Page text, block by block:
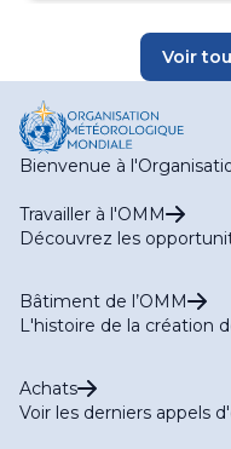
Voir
Bienvenue à
Travailler à l'OMM
Découvrez les
Bâtiment de l’OMM
L'histoire de la création
Achats
Voir les derniers appels